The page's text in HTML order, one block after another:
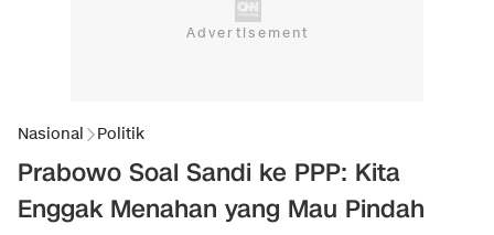
Nasional Politik
Prabowo Soal Sandi ke PPP: Kita
Enggak Menahan yang Mau Pindah